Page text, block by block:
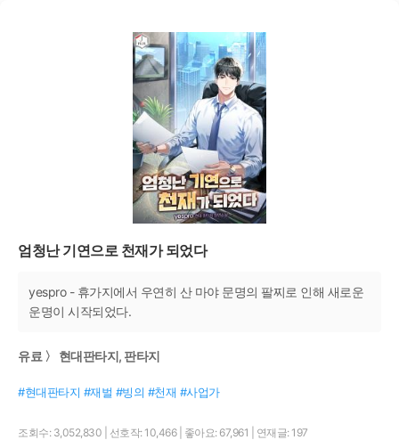
엄청난 기연으로 천재가 되었다
yespro - 휴가지에서 우연히 산 마야 문명의 팔찌로 인해 새로운
운명이 시작되었다.
유료 〉 현대판타지, 판타지
#현대판타지 #재벌 #빙의 #천재 #사업가
조회수: 3,052,830 선호작: 10,466 좋아요: 67,961 연재글: 197